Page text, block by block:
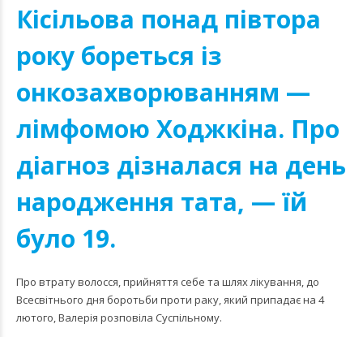
Кісільова понад півтора
року бореться із
онкозахворюванням —
лімфомою Ходжкіна. Про
діагноз дізналася на день
народження тата, — їй
було 19.
Про втрату волосся, прийняття себе та шлях лікування, до
Всесвітнього дня боротьби проти раку, який припадає на 4
лютого, Валерія розповіла Суспільному.